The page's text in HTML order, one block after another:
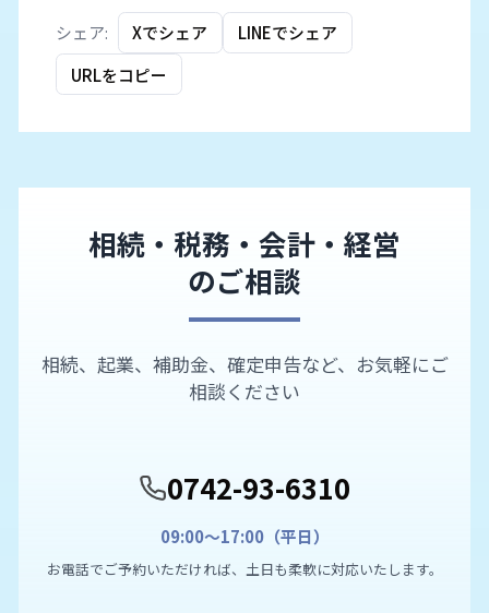
シェア: Xでシェア
LINEでシェア
URLをコピー
相続・税務・会計・経営
のご相談
相続、起業、補助金、確定申告など、お気軽にご
相談ください
0742-93-6310
09:00〜17:00（平日）
お電話でご予約いただければ、土日も柔軟に対応いたします。